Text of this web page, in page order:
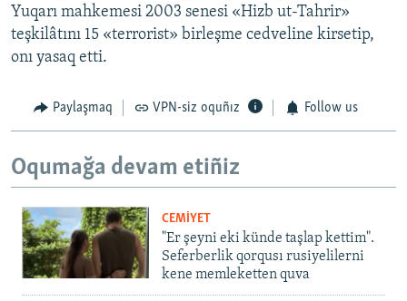
Yuqarı mahkemesi 2003 senesi «Hizb ut-Tahrir»
teşkilâtını 15 «terrorist» birleşme cedveline kirsetip,
onı yasaq etti.
Paylaşmaq VPN-siz oquñız Follow us
Oqumağa devam etiñiz
CEMİYET
"Er şeyni eki künde taşlap kettim".
Seferberlik qorqusı rusiyelilerni
kene memleketten quva